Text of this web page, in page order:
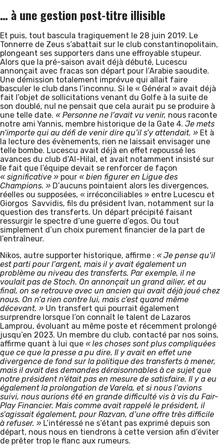
… à une gestion post-titre illisible
Et puis, tout bascula tragiquement le 28 juin 2019. Le
Tonnerre de Zeus s’abattait sur le club constantinopolitain,
plongeant ses supporters dans une effroyable stupeur.
Alors que la pré-saison avait déjà débuté, Lucescu
annonçait avec fracas son départ pour l’Arabie saoudite.
Une démission totalement imprévue qui allait faire
basculer le club dans l’inconnu. Si le « Général » avait déjà
fait l’objet de sollicitations venant du Golfe à la suite de
son doublé, nul ne pensait que cela aurait pu se produire à
une telle date. « Personne ne l’avait vu venir, nous raconte
notre ami Yannis, membre historique de la Gate 4. Je mets
n’importe qui au défi de venir dire qu’il s’y attendait. » Et à
la lecture des évènements, rien ne laissait envisager une
telle bombe. Lucescu avait déjà en effet repoussé les
avances du club d’Al-Hilal, et avait notamment insisté sur
le fait que l’équipe devait se renforcer de façon
« significative » pour « bien figurer en Ligue des
Champions. » D’aucuns pointaient alors les divergences,
réelles ou supposées, « irréconciliables » entre Lucescu et
Giorgos Savvidis, fils du président Ivan, notamment sur la
question des transferts. Un départ précipité faisant
ressurgir le spectre d’une guerre d’egos. Ou tout
simplement d’un choix purement financier de la part de
l’entraîneur.
Nikos, autre supporter historique, affirme : « Je pense qu’il
est parti pour l’argent, mais il y avait également un
problème au niveau des transferts. Par exemple, il ne
voulait pas de Stoch. On annonçait un grand ailier, et au
final, on se retrouve avec un ancien qui avait déjà joué chez
nous. On n’a rien contre lui, mais c’est quand même
décevant. » Un transfert qui pourrait également
surprendre lorsque l’on connaît le talent de Lazaros
Lamprou, évoluant au même poste et récemment prolongé
jusqu’en 2023. Un membre du club, contacté par nos soins,
affirme quant à lui que « les choses sont plus compliquées
que ce que la presse a pu dire. Il y avait en effet une
divergence de fond sur la politique des transferts à mener,
mais il avait des demandes déraisonnables à ce sujet que
notre président n’était pas en mesure de satisfaire. Il y a eu
également la prolongation de Varela, et si nous l’avions
suivi, nous aurions été en grande difficulté vis à vis du Fair-
Play Financier. Mais comme avait rappelé le président, il
s’agissait également, pour Razvan, d’une offre très difficile
à refuser. » L’intéressé ne s’étant pas exprimé depuis son
départ, nous nous en tiendrons à cette version afin d’éviter
de prêter trop le flanc aux rumeurs.